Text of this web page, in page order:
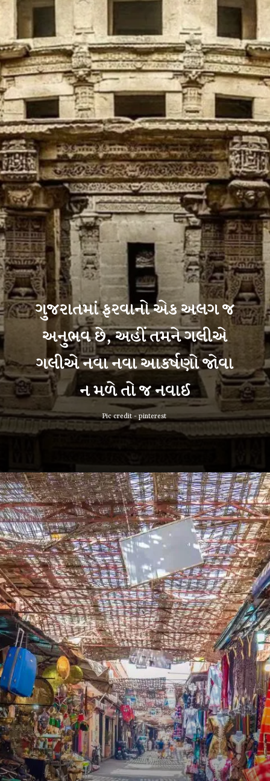
ગુજરાતમાં ફરવાનો એક અલગ જ
અનુભવ છે, અહીં તમને ગલીએ
ગલીએ નવા નવા આકર્ષણો જોવા
ન મળે તો જ નવાઈ
Pic credit - pinterest